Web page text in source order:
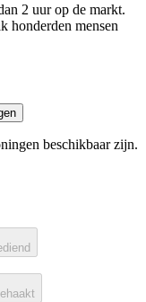
2 uur op de markt.
honderden mensen
beschikbaar zijn.